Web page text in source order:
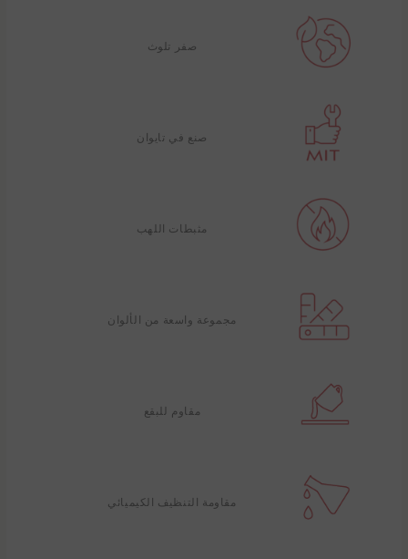
صفر تلوث
صنع في تايوان
مثبطات اللهب
مجموعة واسعة من الألوان
مقاوم للبقع
مقاومة التنظيف الكيميائي